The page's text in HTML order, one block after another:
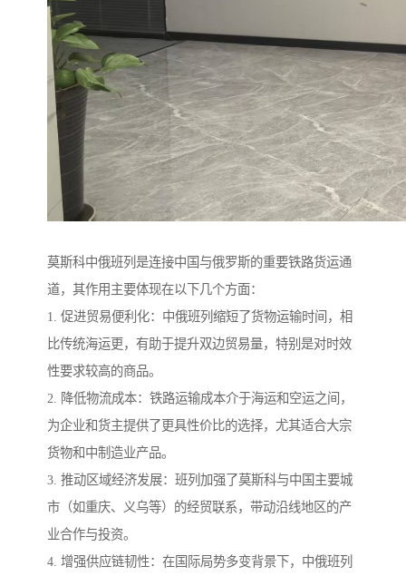
莫斯科中俄班列是连接中国与俄罗斯的重要铁路货运通
道，其作用主要体现在以下几个方面：
1. 促进贸易便利化：中俄班列缩短了货物运输时间，相
比传统海运更，有助于提升双边贸易量，特别是对时效
性要求较高的商品。
2. 降低物流成本：铁路运输成本介于海运和空运之间，
为企业和货主提供了更具性价比的选择，尤其适合大宗
货物和中制造业产品。
3. 推动区域经济发展：班列加强了莫斯科与中国主要城
市（如重庆、义乌等）的经贸联系，带动沿线地区的产
业合作与投资。
4. 增强供应链韧性：在国际局势多变背景下，中俄班列